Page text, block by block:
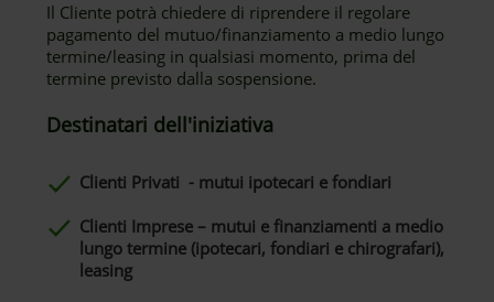
Il Cliente potrà chiedere di riprendere il regolare
pagamento del mutuo/finanziamento a medio lungo
termine/leasing in qualsiasi momento, prima del
termine previsto dalla sospensione.
Destinatari dell'iniziativa
Clienti Privati - mutui ipotecari e fondiari
Clienti Imprese – mutui e finanziamenti a medio
lungo termine (ipotecari, fondiari e chirografari),
leasing